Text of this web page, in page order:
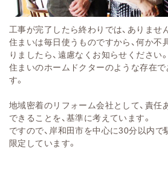
工事が完了したら終わりでは、ありません
住まいは毎日使うものですから、何か不
りましたら、遠慮なくお知らせください。
住まいのホームドクターのような存在
す。
地域密着のリフォーム会社として、責任
できることを、基準に考えています。
ですので、岸和田市を中心に30分以内
限定しています。